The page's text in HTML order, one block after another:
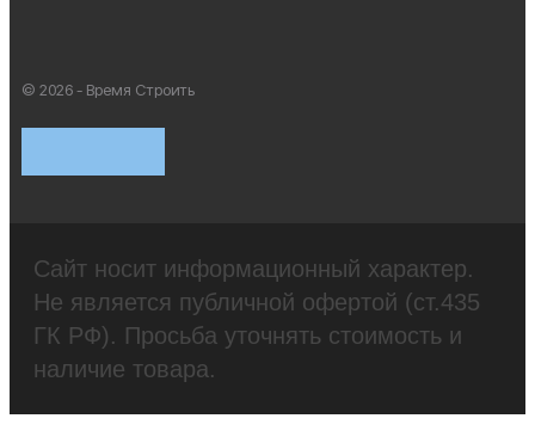
© 2026 - Время Строить
Сайт носит информационный характер.
Не является публичной офертой (ст.435
ГК РФ). Просьба уточнять стоимость и
наличие товара.